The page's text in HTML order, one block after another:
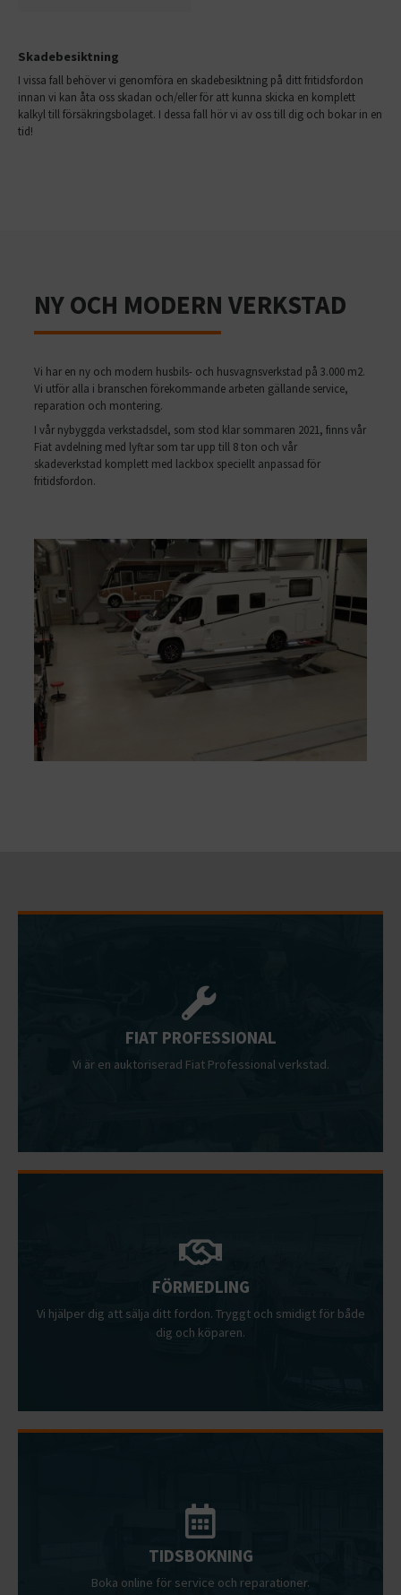
Skadebesiktning
I vissa fall behöver vi genomföra en skadebesiktning på ditt fritidsfordon
innan vi kan åta oss skadan och/eller för att kunna skicka en komplett
kalkyl till försäkringsbolaget. I dessa fall hör vi av oss till dig och bokar in en
tid!
NY OCH MODERN VERKSTAD
Vi har en ny och modern husbils- och husvagnsverkstad på 3.000 m2.
Vi utför alla i branschen förekommande arbeten gällande service,
reparation och montering.
I vår nybyggda verkstadsdel, som stod klar sommaren 2021, finns vår
Fiat avdelning med lyftar som tar upp till 8 ton och vår
skadeverkstad komplett med lackbox speciellt anpassad för
fritidsfordon.
FIAT PROFESSIONAL
Vi är en auktoriserad Fiat Professional verkstad.
FÖRMEDLING
Vi hjälper dig att sälja ditt fordon. Tryggt och smidigt för både
dig och köparen.
TIDSBOKNING
Boka online för service och reparationer.